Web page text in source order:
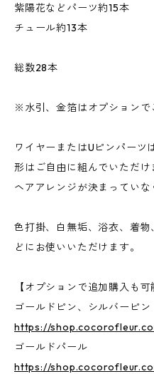
紫陽花などパーツ約15本
チュール約13本
総数28本
※水引、金箔はオプションで
ワイヤーまたはUピンパーツ
形はご自由に組んでいただけ
ヘアアレンジが決まってい
色打掛、白無垢、浴衣、着
どにお使いいただけます。
【オプションで追加購入も可
ゴールドピン、シルバーピン
https://
ゴールドパール
https://